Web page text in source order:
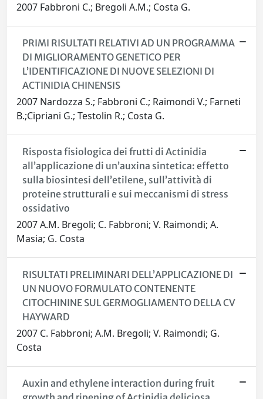
2007 Fabbroni C.; Bregoli A.M.; Costa G.
PRIMI RISULTATI RELATIVI AD UN PROGRAMMA
DI MIGLIORAMENTO GENETICO PER
L’IDENTIFICAZIONE DI NUOVE SELEZIONI DI
ACTINIDIA CHINENSIS
2007 Nardozza S.; Fabbroni C.; Raimondi V.; Farneti
B.;Cipriani G.; Testolin R.; Costa G.
Risposta fisiologica dei frutti di Actinidia
all’applicazione di un’auxina sintetica: effetto
sulla biosintesi dell’etilene, sull’attività di
proteine strutturali e sui meccanismi di stress
ossidativo
2007 A.M. Bregoli; C. Fabbroni; V. Raimondi; A.
Masia; G. Costa
RISULTATI PRELIMINARI DELL’APPLICAZIONE DI
UN NUOVO FORMULATO CONTENENTE
CITOCHININE SUL GERMOGLIAMENTO DELLA CV
HAYWARD
2007 C. Fabbroni; A.M. Bregoli; V. Raimondi; G.
Costa
Auxin and ethylene interaction during fruit